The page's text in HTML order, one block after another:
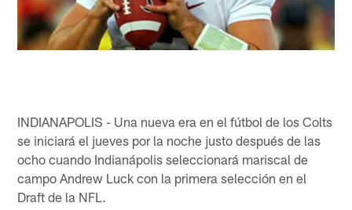
INDIANAPOLIS - Una nueva era en el fútbol de los Colts
se iniciará el jueves por la noche justo después de las
ocho cuando Indianápolis seleccionará mariscal de
campo Andrew Luck con la primera selección en el
Draft de la NFL.